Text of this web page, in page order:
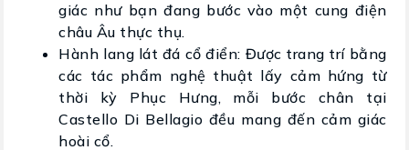
giác như bạn đang bước vào một cung điện
châu Âu thực thụ.
Hành lang lát đá cổ điển: Được trang trí bằng
các tác phẩm nghệ thuật lấy cảm hứng từ
thời kỳ Phục Hưng, mỗi bước chân tại
Castello Di Bellagio đều mang đến cảm giác
hoài cổ.